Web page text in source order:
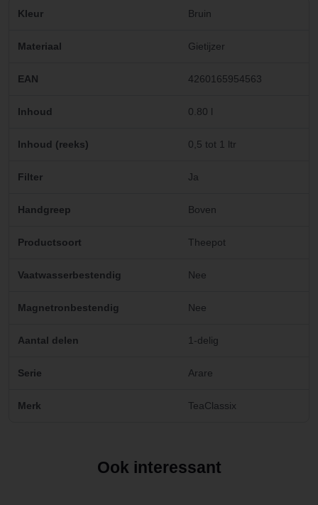
Kleur Bruin
Materiaal Gietijzer
EAN 4260165954563
Inhoud 0.80 l
Inhoud (reeks) 0,5 tot 1 ltr
Filter Ja
Handgreep Boven
Productsoort Theepot
Vaatwasserbestendig Nee
Magnetronbestendig Nee
Aantal delen 1-delig
Serie Arare
Merk TeaClassix
Ook interessant